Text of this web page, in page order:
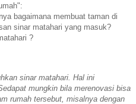
bagaimana membuat taman di
sinar matahari yang masuk?
?
sinar matahari. Hal ini
mungkin bila merenovasi bisa
rumah tersebut, misalnya dengan